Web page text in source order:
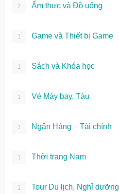
2 Ẩm thực và Đồ uống
1 Game và Thiết bị Game
1 Sách và Khóa học
1 Vé Máy bay, Tàu
1 Ngân Hàng – Tài chính
1 Thời trang Nam
1 Tour Du lịch, Nghỉ dưỡng